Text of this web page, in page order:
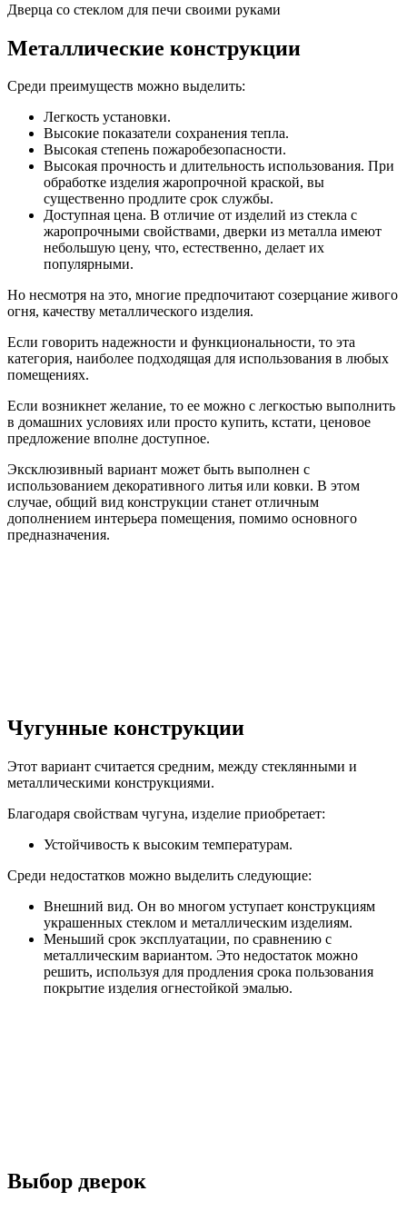
Дверца со стеклом для печи своими руками
Металлические конструкции
Среди преимуществ можно выделить:
Легкость установки.
Высокие показатели сохранения тепла.
Высокая степень пожаробезопасности.
Высокая прочность и длительность использования. При
обработке изделия жаропрочной краской, вы
существенно продлите срок службы.
Доступная цена. В отличие от изделий из стекла с
жаропрочными свойствами, дверки из металла имеют
небольшую цену, что, естественно, делает их
популярными.
Но несмотря на это, многие предпочитают созерцание живого
огня, качеству металлического изделия.
Если говорить надежности и функциональности, то эта
категория, наиболее подходящая для использования в любых
помещениях.
Если возникнет желание, то ее можно с легкостью выполнить
в домашних условиях или просто купить, кстати, ценовое
предложение вполне доступное.
Эксклюзивный вариант может быть выполнен с
использованием декоративного литья или ковки. В этом
случае, общий вид конструкции станет отличным
дополнением интерьера помещения, помимо основного
предназначения.
Чугунные конструкции
Этот вариант считается средним, между стеклянными и
металлическими конструкциями.
Благодаря свойствам чугуна, изделие приобретает:
Устойчивость к высоким температурам.
Среди недостатков можно выделить следующие:
Внешний вид. Он во многом уступает конструкциям
украшенных стеклом и металлическим изделиям.
Меньший срок эксплуатации, по сравнению с
металлическим вариантом. Это недостаток можно
решить, используя для продления срока пользования
покрытие изделия огнестойкой эмалью.
Выбор дверок